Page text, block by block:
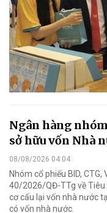
Ngân hàng
sở hữu vốn Nhà
08/08/2026 04:04
Nhóm cổ phiếu BID,
40/2026/QĐ-TTg về Tiêu
cơ cấu lại vốn nhà nước
có vốn nhà nước.